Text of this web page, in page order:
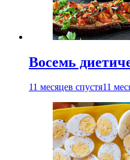
Восемь
11 месяцев спустя11